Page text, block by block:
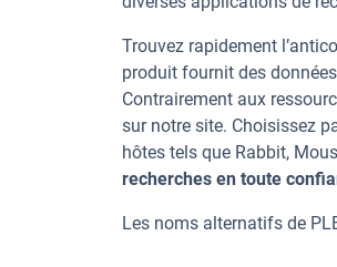
Trouvez rapidement
produit fournit des
Contrairement aux
sur notre site. Choisissez
hôtes tels que Rabbit,
recherches en toute
Les noms alternatifs de